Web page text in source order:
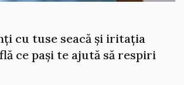
cu tuse seacă și iritația
ce pași te ajută să respiri